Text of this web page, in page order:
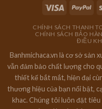
CHÍNH SÁCH THANH
CHÍNH SÁCH BẢO
ĐIỀU
Banhmichaca.vn là cơ sở sản
vẫn đảm bảo chất lượng cho
thiết kế bắt mắt, hiện đại
thương hiệu của bạn nổi bật,
khac. Chúng tôi luôn đặt